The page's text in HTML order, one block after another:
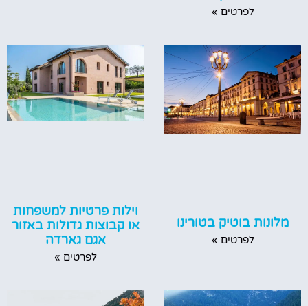
לפרטים »
מלונות בוטיק בטורינו
לפרטים »
וילות פרטיות למשפחות
או קבוצות גדולות באזור
אגם גארדה
לפרטים »